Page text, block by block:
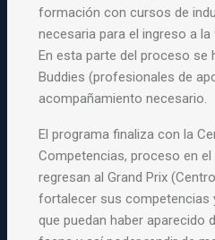
formación con cursos de
necesaria para el ingreso a
En esta parte del proceso se
Buddies (profesionales de
acompañamiento necesario.
El programa finaliza con la
Competencias, proceso en
regresan al Grand Prix
fortalecer sus competencias
que puedan haber aparecido